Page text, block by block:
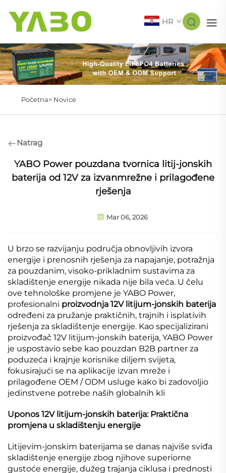
HR
Početna> Novice
Natrag
YABO Power pouzdana tvornica litij-jonskih
baterija od 12V za izvanmrežne i prilagođene
rješenja
Mar 06, 2026
U brzo se razvijanju područja obnovljivih izvora
energije i prenosnih rješenja za napajanje, potražnja
za pouzdanim, visoko-prikladnim sustavima za
skladištenje energije nikada nije bila veća. U čelu
ove tehnološke promjene je YABO Power,
profesionalni proizvodnja 12V litijum-jonskih baterija
određeni za pružanje praktičnih, trajnih i isplativih
rješenja za skladištenje energije. Kao specijalizirani
proizvođač 12V litijum-jonskih baterija, YABO Power
je uspostavio sebe kao pouzdan B2B partner za
poduzeća i krajnje korisnike diljem svijeta,
fokusirajući se na aplikacije izvan mreže i
prilagođene OEM / ODM usluge kako bi zadovoljio
jedinstvene potrebe naših globalnih kli
Uponos 12V litijum-jonskih baterija: Praktična
promjena u skladištenju energije
Litijevim-jonskim baterijama se danas najviše sviđa
skladištenje energije zbog njihove superiorne
gustoće energije, dužeg trajanja ciklusa i prednosti